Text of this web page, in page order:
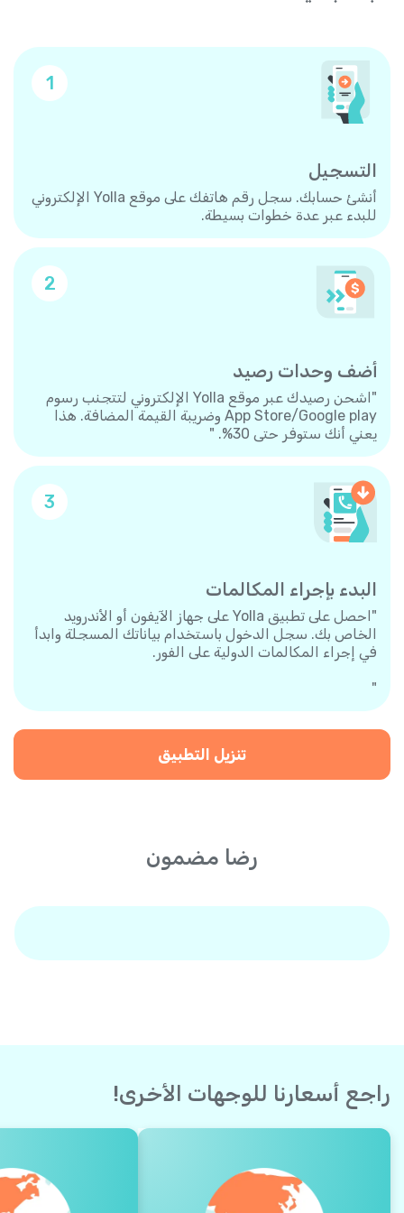
1
التسجيل
أنشئ حسابك. سجل رقم هاتفك على موقع Yolla الإلكتروني
للبدء عبر عدة خطوات بسيطة.
2
أضف وحدات رصيد
"اشحن رصيدك عبر موقع Yolla الإلكتروني لتتجنب رسوم
App Store/Google play وضريبة القيمة المضافة. هذا
يعني أنك ستوفر حتى 30%. "
3
البدء بإجراء المكالمات
"احصل على تطبيق Yolla على جهاز الآيفون أو الأندرويد
الخاص بك. سجل الدخول باستخدام بياناتك المسجلة وابدأ
في إجراء المكالمات الدولية على الفور.
"
تنزيل التطبيق
رضا مضمون
راجع أسعارنا للوجهات الأخرى!